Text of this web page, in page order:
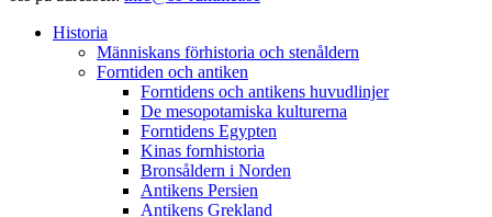
Historia
Människans förhistoria och stenåldern
Forntiden och antiken
Forntidens och antikens huvudlinjer
De mesopotamiska kulturerna
Forntidens Egypten
Kinas fornhistoria
Bronsåldern i Norden
Antikens Persien
Antikens Grekland